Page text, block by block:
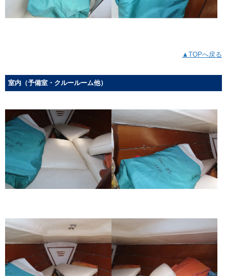
▲TOPへ戻る
室内（予備室・クルールーム他）